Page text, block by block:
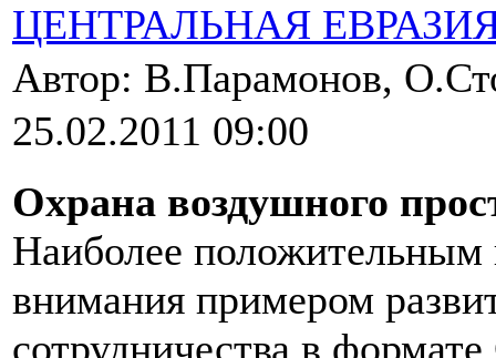
ЦЕНТРАЛЬНАЯ
Автор: В.Парамонов,
25.02.2011 09:00
Охрана воздушного
Наиболее
внимания примером
сотрудничества в